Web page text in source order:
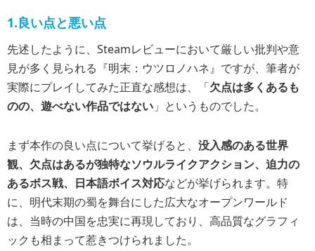
1.良い点と悪い点
先述したように、Steamレビューにおいて厳しい批判や意
見が多く見られる『明末：ウツロノハネ』ですが、筆者が
実際にプレイしてみた正直な感想は、「欠点は多くあるも
のの、遊べない作品ではない 」というものでした。
まず本作の良い点について挙げると、 没入感のある世界
観、欠点はあるが独特なソウルライクアクション、迫力の
あるボス戦、日本語ボイス対応などが挙げられます。特
に、明代末期の蜀を舞台にした広大なオープンワールド
は、当時の中国を忠実に再現しており、高品質なグラフィ
ックも相まって惹きつけられました。